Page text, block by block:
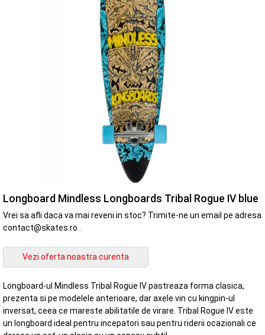
Longboard Mindless Longboards Tribal Rogue IV blue
Vrei sa afli daca va mai reveni in stoc? Trimite-ne un email pe adresa
contact@skates.ro .
Longboard-ul Mindless Tribal Rogue IV pastreaza forma clasica,
prezenta si pe modelele anterioare, dar axele vin cu kingpin-ul
inversat, ceea ce mareste abilitatile de virare. Tribal Rogue IV este
un longboard ideal pentru incepatori sau pentru riderii ocazionali ce